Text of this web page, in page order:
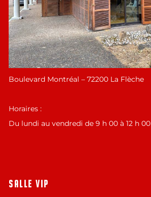
Boulevard Montréal – 72200 La Flèche
Horaires :
Du lundi au vendredi de 9 h 00 à 12 h 00
SALLE VIP